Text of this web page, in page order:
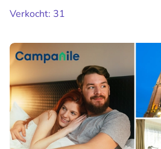
Verkocht: 31